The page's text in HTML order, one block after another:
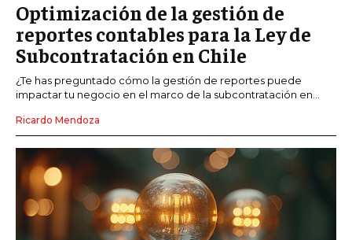
Optimización de la gestión de
reportes contables para la Ley de
Subcontratación en Chile
¿Te has preguntado cómo la gestión de reportes puede
impactar tu negocio en el marco de la subcontratación en...
Ricardo Mendoza